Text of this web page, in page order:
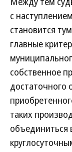
с
становится
главные
собственное
достаточного
таких
объединиться